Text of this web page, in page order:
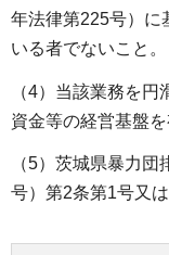
年法律第225号）に
いる者でないこと。
（4）当該業務を円
資金等の経営基盤
（5）茨城県暴力
号）第2条第1号又